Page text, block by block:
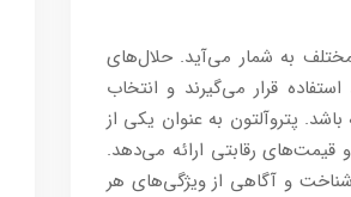
به شمار می‌آید. حلال‌های
قرار می‌گیرند و انتخاب
پتروآلتون به عنوان یکی از
قیمت‌های رقابتی ارائه می‌دهد.
و آگاهی از ویژگی‌های هر